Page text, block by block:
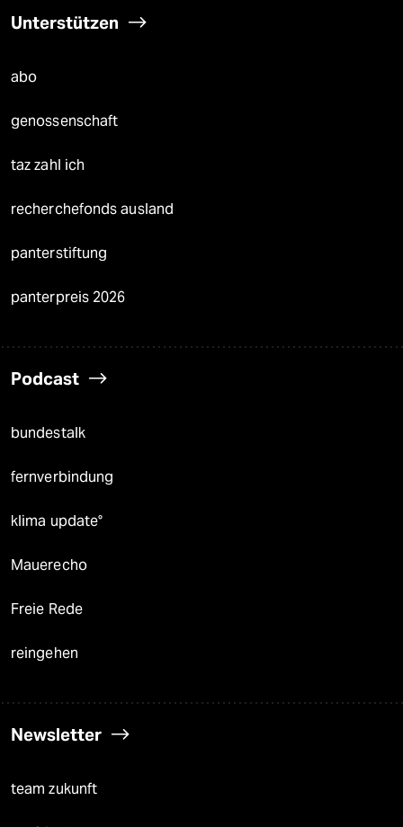
Unterstützen
abo
genossenschaft
taz zahl ich
recherchefonds ausland
panterstiftung
panterpreis 2026
Podcast
bundestalk
fernverbindung
klima update°
Mauerecho
Freie Rede
reingehen
Newsletter
team zukunft